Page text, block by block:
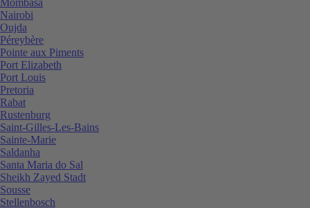
Nairobi
Oujda
Péreybère
Pointe aux Piments
Port Elizabeth
Port Louis
Pretoria
Rabat
Rustenburg
Saint-Gilles-Les-Bains
Sainte-Marie
Saldanha
Santa Maria do Sal
Sheikh Zayed Stadt
Sousse
Stellenbosch